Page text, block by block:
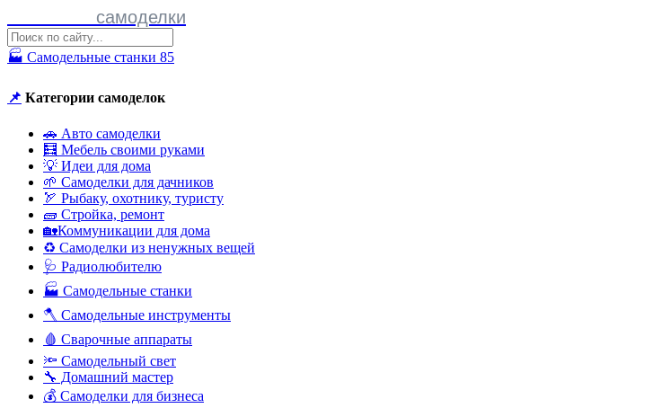
самоделки
🏭 Самодельные станки 85
📌 Категории самоделок
🚗 Авто самоделки
🧮 Мебель своими руками
💡 Идеи для дома
🌱 Самоделки для дачников
🏹 Рыбаку, охотнику, туристу
🧱 Стройка, ремонт
🏡Коммуникации для дома
♻ Самоделки из ненужных вещей
🩺 Радиолюбителю
🏭 Самодельные станки
🪓 Самодельные инструменты
🩸 Сварочные аппараты
🔦 Самодельный свет
🔧 Домашний мастер
💰 Самоделки для бизнеса